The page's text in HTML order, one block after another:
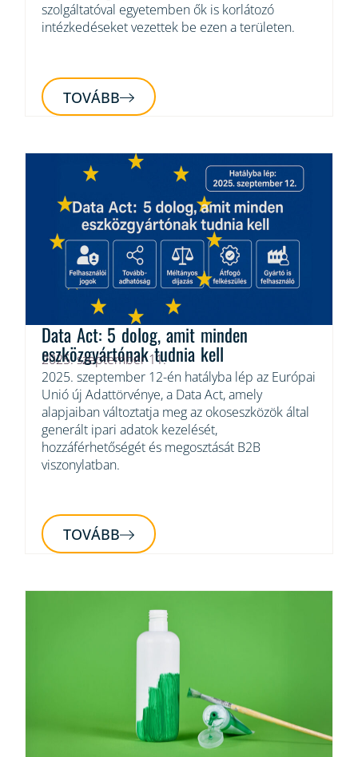
szolgáltatóval egyetemben ők is korlátozó
intézkedéseket vezettek be ezen a területen.
TOVÁBB
Data Act: 5 dolog, amit minden
eszközgyártónak tudnia kell
2025. szeptember 11.
2025. szeptember 12-én hatályba lép az Európai
Unió új Adattörvénye, a Data Act, amely
alapjaiban változtatja meg az okoseszközök által
generált ipari adatok kezelését,
hozzáférhetőségét és megosztását B2B
viszonylatban.
TOVÁBB